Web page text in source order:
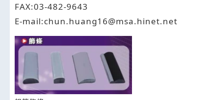
FAX:03-482-9643
E-mail:chun.huang16@msa.hinet.net